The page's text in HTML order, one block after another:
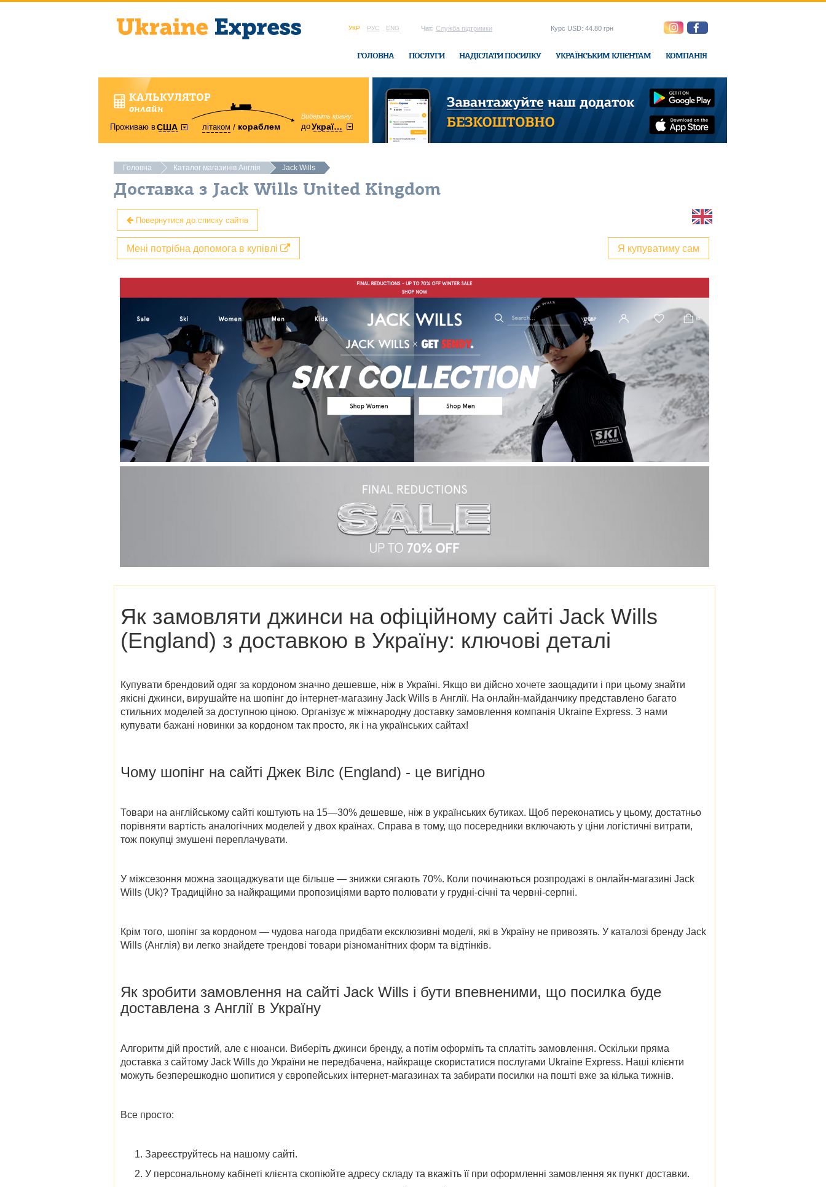
УКР РУС ENG Чат: Служба підтримки
ГОЛОВНА ПОСЛУГИ НАДІСЛАТИ ПОСИЛКУ УКРАЇНСЬКИМ КЛІЄНТАМ КОМПАНІЯ
Курс USD: 44.80 грн
КАЛЬКУЛЯТОР
онлайн
Проживаю вСША літаком кораблем
Виберіть країну:
доУкраїни
область:
Вінницька в офісі Ukraine-Express
Головна Каталог магазинів Англія Jack Wills
Доставка з Jack Wills United Kingdom
Повернутися до списку сайтів
Я купуватиму сам
Мені потрібна допомога в купівлі
Як замовляти джинси на офіційному сайті Jack Wills
(England) з доставкою в Україну: ключові деталі
Купувати брендовий одяг за кордоном значно дешевше, ніж в Україні. Якщо ви дійсно хочете заощадити і при цьому знайти
якісні джинси, вирушайте на шопінг до інтернет-магазину Jack Wills в Англії. На онлайн-майданчику представлено багато
стильних моделей за доступною ціною. Організує ж міжнародну доставку замовлення компанія Ukraine Express. З нами
купувати бажані новинки за кордоном так просто, як і на українських сайтах!
Чому шопінг на сайті Джек Вілс (England) - це вигідно
Товари на англійському сайті коштують на 15—30% дешевше, ніж в українських бутиках. Щоб переконатись у цьому, достатньо
порівняти вартість аналогічних моделей у двох країнах. Справа в тому, що посередники включають у ціни логістичні витрати,
тож покупці змушені переплачувати.
У міжсезоння можна заощаджувати ще більше — знижки сягають 70%. Коли починаються розпродажі в онлайн-магазині Jack
Wills (Uk)? Традиційно за найкращими пропозиціями варто полювати у грудні-січні та червні-серпні.
Крім того, шопінг за кордоном — чудова нагода придбати ексклюзивні моделі, які в Україну не привозять. У каталозі бренду Jack
Wills (Англія) ви легко знайдете трендові товари різноманітних форм та відтінків.
Як зробити замовлення насайті Jack Wills і бути впевненими, що посилка буде
доставлена з Англії в Україну
Алгоритм дій простий, але є нюанси. Виберіть джинси бренду, а потім оформіть та сплатіть замовлення. Оскільки пряма
доставка з сайтому Jack Wills до України не передбачена, найкраще скористатися послугами Ukraine Express. Наші клієнти
можуть безперешкодно шопитися у європейських інтернет-магазинах та забирати посилки на пошті вже за кілька тижнів.
Все просто:
Зареєструйтесь на нашому сайті.
У персональному кабінеті клієнта скопіюйте адресу складу та вкажіть її при оформленні замовлення як пункт доставки.